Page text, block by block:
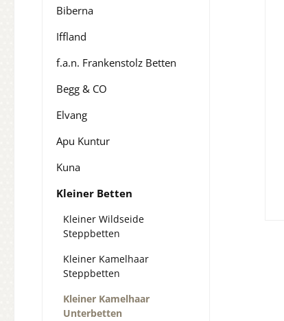
Biberna
Iffland
f.a.n. Frankenstolz Betten
Begg & CO
Elvang
Apu Kuntur
Kuna
Kleiner Betten
Kleiner Wildseide
Steppbetten
Kleiner Kamelhaar
Steppbetten
Kleiner Kamelhaar
Unterbetten